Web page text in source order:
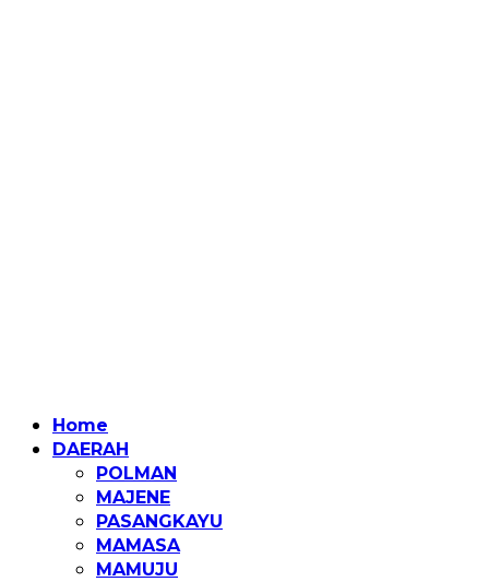
Home
DAERAH
POLMAN
MAJENE
PASANGKAYU
MAMASA
MAMUJU